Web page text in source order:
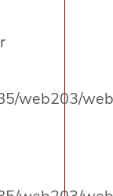
web203/